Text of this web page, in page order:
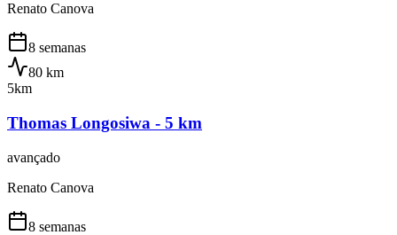
Renato Canova
8 semanas
80 km
5km
Thomas Longosiwa - 5 km
avançado
Renato Canova
8 semanas